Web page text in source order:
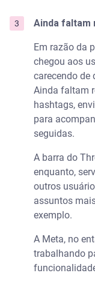
Ainda
Em razão da
chegou aos
carecendo de
Ainda faltam
hashtags,
para
seguidas.
A barra do
enquanto,
outros
assuntos
exemplo.
A Meta, no
trabalhando